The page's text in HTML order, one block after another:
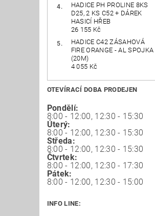
HADICE PH PROLINE 8KS
D25, 2 KS C52 + DÁREK
HASICÍ HŘEB
26 155 Kč
HADICE C42 ZÁSAHOVÁ
FIRE ORANGE - AL SPOJKA
(20M)
4 055 Kč
OTEVÍRACÍ DOBA PRODEJEN
Pondělí:
8:00 - 12:00, 12:30 - 15:30
Úterý:
8:00 - 12:00, 12:30 - 15:30
Středa:
8:00 - 12:00, 12:30 - 15:30
Čtvrtek:
8:00 - 12:00, 12:30 - 17:30
Pátek:
8:00 - 12:00, 12:30 - 15:00
INFO LINE: